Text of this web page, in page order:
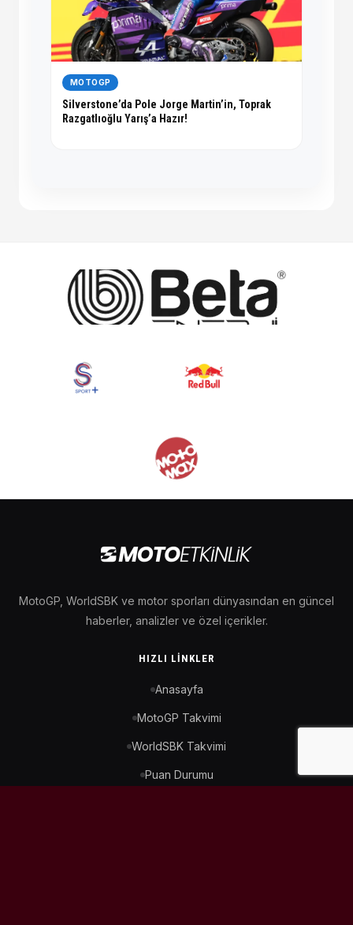
MOTOGP
Silverstone’da Pole Jorge Martin’in, Toprak
Razgatlıoğlu Yarış’a Hazır!
MotoGP, WorldSBK ve motor sporları dünyasından en güncel
haberler, analizler ve özel içerikler.
HIZLI LINKLER
Anasayfa
MotoGP Takvimi
WorldSBK Takvimi
Puan Durumu